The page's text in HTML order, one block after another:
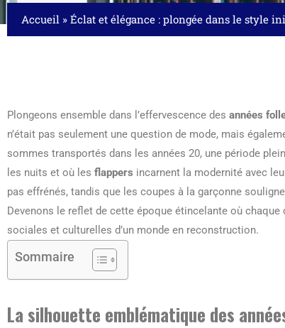
Accueil » Éclat et élégance : plongée dans le style
Plongeons ensemble dans l’effervescence des années
n’était pas seulement une question de mode, mais
sommes transportés dans les années 20, une période
les nuits et où les flappers incarnent la modernité avec
pas effrénés, tandis que les coupes à la garçonne
Devenons le reflet de cette époque étincelante où
sociales et culturelles d’un monde en reconstruction.
Sommaire
La silhouette emblématique des